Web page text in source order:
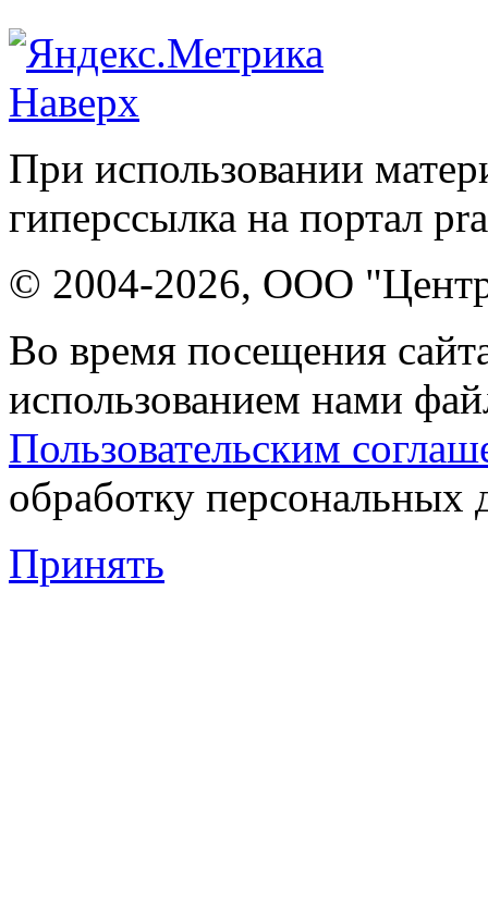
Наверх
При использовании
гиперссылка на портал
© 2004-2026, ООО "Центр
Во время посещения
использованием нами
Пользовательским
обработку персональных
Принять